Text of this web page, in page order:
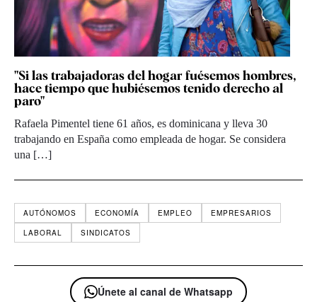
"Si las trabajadoras del hogar fuésemos hombres,
hace tiempo que hubiésemos tenido derecho al
paro"
Rafaela Pimentel tiene 61 años, es dominicana y lleva 30
trabajando en España como empleada de hogar. Se considera
una […]
AUTÓNOMOS ECONOMÍA EMPLEO
EMPRESARIOS
LABORAL
SINDICATOS
Únete al canal de Whatsapp